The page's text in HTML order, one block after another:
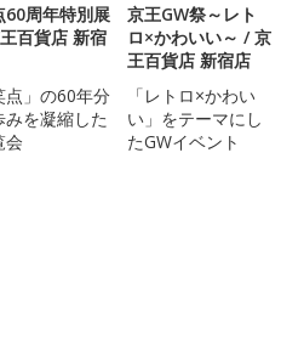
60周年特別展
百貨店 新宿
点」の60年分
みを凝縮した
会
京王GW祭～レト
ロ×かわいい～ / 京
王百貨店 新宿店
「レトロ×かわい
い」をテーマにし
たGWイベント